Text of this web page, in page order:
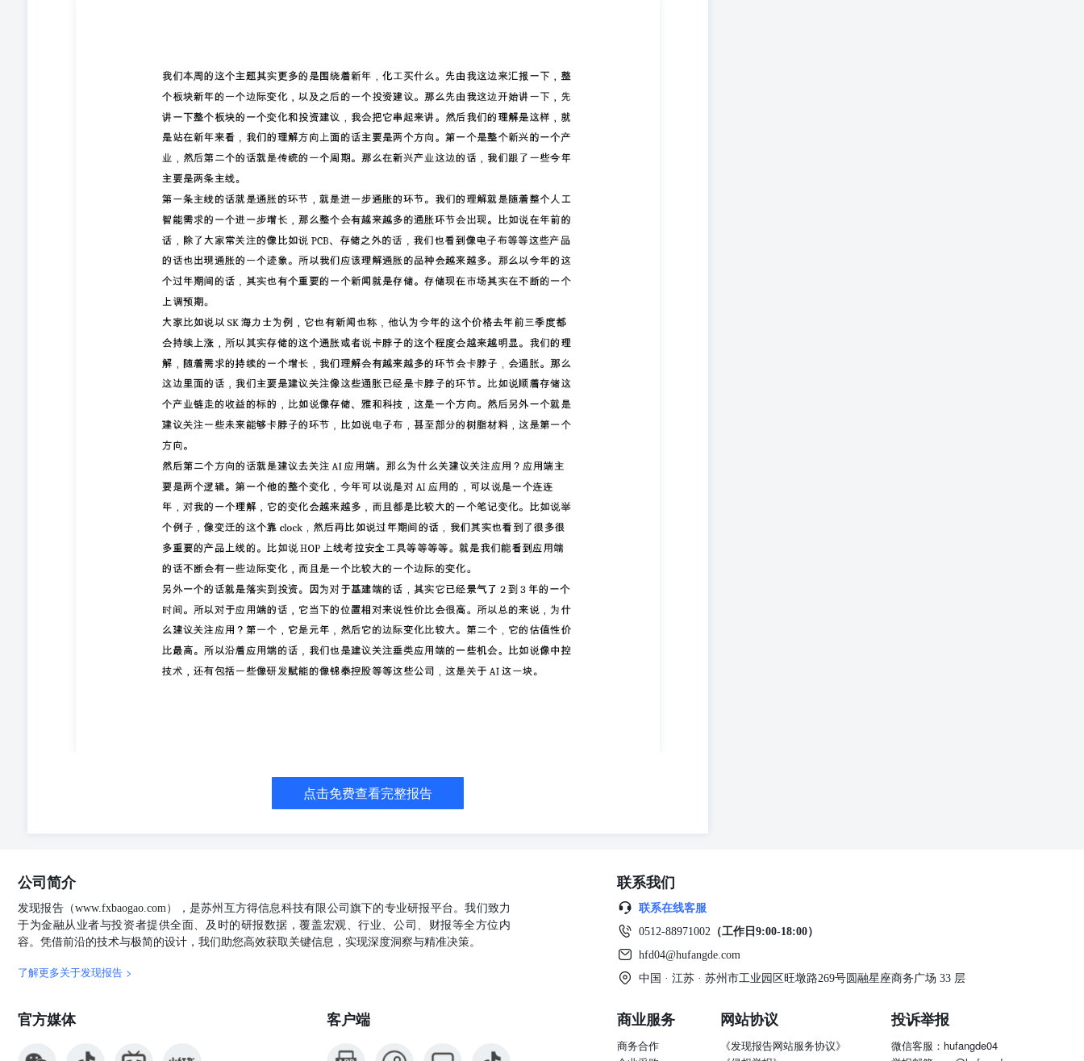
为今年的这个价格去年前三季度都会持续上涨，所以其实存储的这个通胀或者说卡脖子的这个程度会越来越明显。我们的理解，
随着需求的持续的一个增长，我们理解会有越来越多的环节会卡脖子，会通胀。那么这边里面的话，我们主要是建议关注像这些
个就是建议关注一些未来能够卡脖子的环节，比如说电子布，甚至部分的树脂材料，这是第一个方向。 然后第二个方向的话就
是建议去关注AI应用端。那么为什么关建议关注应用？应用端主要是两个逻辑。第一个他的整个变化，今年可以说是对AI应用
的，可以说是一个连连年，对我的一个理解，它的变化会越来越多，而且都是比较大的一个笔记变化。比如说举个例子，像变迁
的这个靠clock，然后再比如说过年期间的话，我们其实也看到了很多很多重要的产品上线的。比如说HOP上线考拉安全工具等
等等等。就是我们能看到应用端的话不断会有一些边际变化，而且是一个比较大的一个边际的变化。 另外一个的话就是落实到
投资。因为对于基建端的话，其实它已经景气了2到3年的一个时间。所以对于应用端的话，它当下的位置相对来说性价比会很
高。所以总的来说，为什么建议关注应用？第一个，它是元年，然后它的边际变化比较大。第二个，它的估值性价比最高。所以
沿着应用端的话，我们也是建议关注垂类应用端的一些机会。比如说像中控技术，还有包括一些像研发赋能的像锦泰控股等等这
些公司，这是关于AI这一块。 然后另外一个方向的话就是关于周期，另外一个的话，周期是我们接下来进行重点关注的一个方
向。对于周期的话，我们一个理解从研究和投资角度的话，其实思考的维度是不一样的。但总的指向的一个结论是一样，就是建
议各位领导们重点关注一下化工周期的一个投资机会。接下来我展开来讲一下，周期方向的一些这两个重要的一个维度。 第一
个研究研究对于周期来说的话，研究的话其实核心核心看三个核心看三个。第一个的话是盈利周期盈利周期，第二个是扩展周
期，第三个的话就是估值或者性价比。如果先从盈利周期角度来看的话，其实盈利周期已经建立了。这个无论从宏观还是从微观
的一个数据来看的话，大部分的板块盈利周期为底部。然后第二个就扩展周期，扩展周期同样的也是从中国大和微创的维度去看
的话，也是基本上接近尾声的。第三个就是估值，估值的话在去年已经见底了，估值分位数在去年是低于历史的10%分位数以
下。所以从研究角度来看的话，其实对于化工和周期品其实是值得重视的这也是为什么各位投资者也能看得到，从去年年底到今
个角度投资角度。 投资角度的话，我们这里就需要关注的是三个，也是三个点。第一个是周期的位置第一个是周期的位置，第
二个是投资周期，第三个是流动性的影响。那么我们的理解周期的位置和投资周期其实需要串起来讲，我就把这两个串起来讲。
那么周期的位置其实这样的就是对于A股来说的话，其实投资久期的话可能是在一年甚至两年，它的投资久期说不会说特别长特
别长。 对于周期周期的位置的话，我们一个理解其实需要考量的一个点就是来说的话，就是它到底是为周期的什么位置。比如
说是主动去库被动去库，还是主动去库还是被动去库。总的来说它是不是到了一个拐点？那那基于我一个理解，他现在其实不大
多品种其实已到了拐点，很能够运用到或者说接近管理。对这些品种来说，因为它盈利周期见底了，困难周期结束了，投资估值
又有性价比，所以它它是它是具备赔率的它是具备赔率的同时随着它的周期位置逐步接近拐点的话，那它的胜率越来越高了。
那为什么我们要加入投资久期呢？因为行业的变化是需要时间的。你比如说行业的这个主动去库它需要时间，所以需要拉长时间
去提高胜率。因为给它足够多的时间，比如说一年甚至一年多的一到两年的一个时间，它的胜率其实可以说是很高的。所以这也
是为什么我们要把周期位置和投资久期拉在一起看。结合位置再拉长时间久期的话，其实化工品的投 资既有赔率又有胜率。但
是如果对于化工品的投资，如果只是站在一到两个月的维度的话，那说实话不是很建议。因为什么？它有赔率，但是胜率需要打
个问号。这是前两点：周期的位置和投资久期。 然后另外一个点，我们的理解其实需要考虑的一个点，就是关于流动性的影
响。因为现在市场第一个的确风险偏好比较高。第二个点就是市场其实在以周期板块为例，大家在找下一个有色。基于我们的理
解来看的话，其实化工它是有可能——从无论从基本面、估值各个维度来看的话，它是有可能成为下一个有色，或者说下一个大
黑马。总的来看的话，结合研究和投资的话，我们还是比较建议重点关注一下大化工板块的一个周期投资机会。 接下来讲的方
机硅等等这些产品，这是第二个思路。第三个思路的话是围绕着双碳或者说底部迹象初现的一些行业。那么我们理解这个方向的
话，随着供需两端的一个变化，这些方向的话也会存在一些比较好的一些投资机会。以上是我这边的一个汇报。接下来有请李辉
MDI和TDI的涨价。然后MDI这边的话，其实它就是在去年12月份万华提过价格。主要在全球，就是美国、中东，包括东南亚，
包括非洲，包 括欧洲不同的地方，其实都有不同程度的提价。这个年前的话其实我们就讲过好多遍了。然后讲一下假期的边际
变化。假期的话主要是亨斯迈。亨斯迈的话它是宣布了对美国市场的MDI涨价260美元每吨，然后聚醚产品的话它是涨价110美元
每吨。涨价的话它是2月11号公布的，然后涨价的话公布当天就生效。所以这个是关于假期边际变化，就是又有新的公司对MDI
和聚醚的产品进行了提价。 亨斯迈其实是在2025年的12月份、12月2号，其实在欧洲、非洲、中东地区，其实对MDI已经提价了
350欧每吨。所以说这个提价其实说这些传统的厂家，就是从去年四季度开始，传统的供应商陶氏化学、巴斯夫、万华，它其实
对东南亚、南亚、欧洲、中东、非洲已经都提过价的。幅度是在200到350美元每吨不等，是这样一个幅度。核心的其实是要看一
话，是聚氨酯传统的涨价节点之一。因为这个时间点的话，像中国、中国台湾、越南、东南亚这些国家是春节，然后中东是斋月
期，然后基本上的话，节日的话备货需求提升。然后MDI和聚醚是厂家顺利出货的，库存也是在低位，所以一般是涨价的时间点
之一。 所以我们也在观察，就是因为现在像陶氏、巴斯夫、万华、亨斯迈，现在就剩下一个科思创。其实大家不同程度地都对
点击免费查看完整报告
公司简介
发现报告（www.fxbaogao.com），是苏州互方得信息科技有限公司旗下的专业研报平台。我们致力
于为金融从业者与投资者提供全面、及时的研报数据，覆盖宏观、行业、公司、财报等全方位内
容。凭借前沿的技术与极简的设计，我们助您高效获取关键信息，实现深度洞察与精准决策。
了解更多关于发现报告 >
官方媒体 客户端
联系我们
联系在线客服
0512-88971002 （工作日9:00-18:00）
hfd04@hufangde.com
中国 · 江苏 · 苏州市工业园区旺墩路269号圆融星座商务广场 33 层
商业服务
商务合作
网站协议
《发现报告网站服务协议》
投诉举报
微信客服：hufangde04